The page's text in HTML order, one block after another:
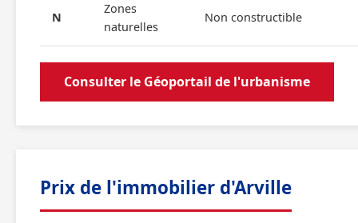
N
Zones
naturelles
Non constructible
Consulter le Géoportail de l'urbanisme
Prix de l'immobilier d'Arville